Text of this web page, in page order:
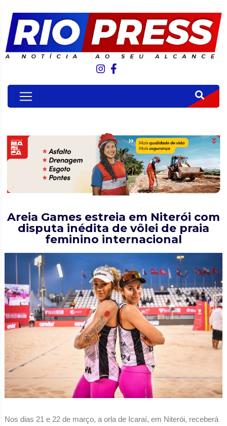
Areia Games estreia em Niterói com
disputa inédita de vôlei de praia
feminino internacional
Nos dias 21 e 22 de março, a orla de Icaraí, em Niterói, receberá